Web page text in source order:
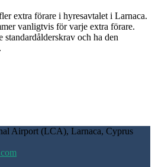
extra förare i hyresavtalet i Larnaca.
vanligtvis för varje extra förare.
och ha den
Airport (LCA), Larnaca, Cyprus